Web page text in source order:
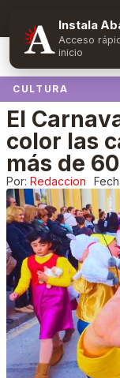
CULTURA
El
color las
más de
Por: Redaccion
Instala
Acceso
inicio